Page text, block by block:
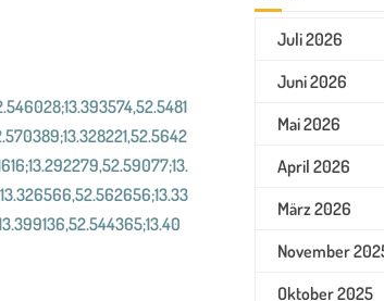
Juli 2026
Juni 2026
Mai 2026
April 2026
März 2026
November
Oktober 2025